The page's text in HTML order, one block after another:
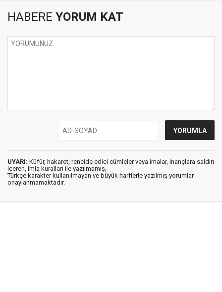
HABERE YORUM KAT
UYARI: Küfür, hakaret, rencide edici cümleler veya imalar, inançlara saldırı
içeren, imla kuralları ile yazılmamış,
Türkçe karakter kullanılmayan ve büyük harflerle yazılmış yorumlar
onaylanmamaktadır.